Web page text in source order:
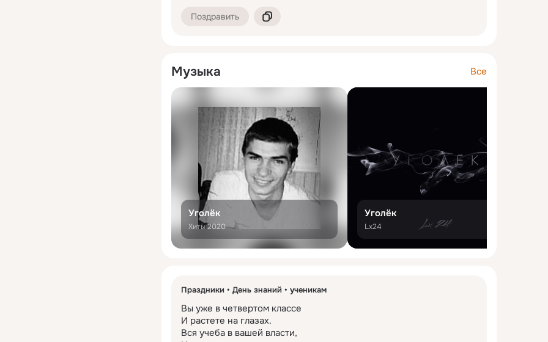
Поздравить
Музыка Все
Уголёк
Хиты 2020
Уголёк
Lx24
Праздники День знаний ученикам
Вы уже в четвертом классе
И растете на глазах.
Вся учеба в вашей власти,